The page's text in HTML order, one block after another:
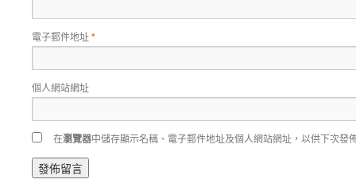
電子郵件地址*
個人網站網址
在瀏覽器中儲存顯示名稱、電子郵件地址及個人網站網址，以供下次發